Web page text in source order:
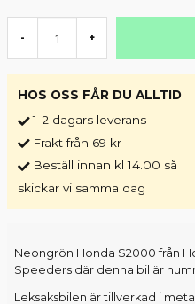
- +
HOS OSS FÅR DU ALLTID
1-2 dagars leverans
Frakt från 69 kr
Beställ innan kl 14.00 så
skickar vi samma dag
Neongrön Honda S2000 från
Speeders där denna bil är
Leksaksbilen är tillverkad i